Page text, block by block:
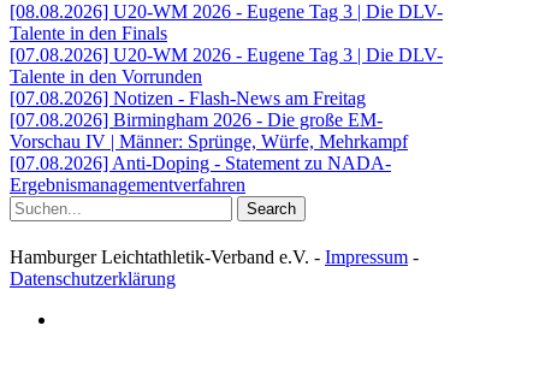
[08.08.2026] U20-WM 2026 - Eugene Tag 3 | Die DLV-
Talente in den Finals
[07.08.2026] U20-WM 2026 - Eugene Tag 3 | Die DLV-
Talente in den Vorrunden
[07.08.2026] Notizen - Flash-News am Freitag
[07.08.2026] Birmingham 2026 - Die große EM-
Vorschau IV | Männer: Sprünge, Würfe, Mehrkampf
[07.08.2026] Anti-Doping - Statement zu NADA-
Ergebnismanagementverfahren
Search
Hamburger Leichtathletik-Verband e.V. - Impressum -
Datenschutzerklärung